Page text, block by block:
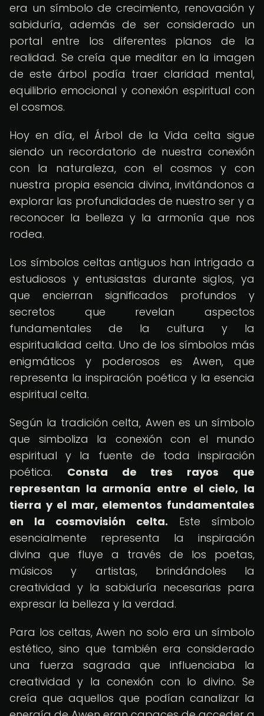
era un símbolo de crecimiento, renovación y
sabiduría, además de ser considerado un
portal entre los diferentes planos de la
realidad. Se creía que meditar en la imagen
de este árbol podía traer claridad mental,
equilibrio emocional y conexión espiritual con
el cosmos.
Hoy en día, el Árbol de la Vida celta sigue
siendo un recordatorio de nuestra conexión
con la naturaleza, con el cosmos y con
nuestra propia esencia divina, invitándonos a
explorar las profundidades de nuestro ser y a
reconocer la belleza y la armonía que nos
rodea.
Los símbolos celtas antiguos han intrigado a
estudiosos y entusiastas durante siglos, ya
que encierran significados profundos y
secretos que revelan aspectos
fundamentales de la cultura y la
espiritualidad celta. Uno de los símbolos más
enigmáticos y poderosos es Awen, que
representa la inspiración poética y la esencia
espiritual celta.
Según la tradición celta, Awen es un símbolo
que simboliza la conexión con el mundo
espiritual y la fuente de toda inspiración
poética. Consta de tres rayos que
representan la armonía entre el cielo, la
tierra y el mar, elementos fundamentales
en la cosmovisión celta. Este símbolo
esencialmente representa la inspiración
divina que fluye a través de los poetas,
músicos y artistas, brindándoles la
creatividad y la sabiduría necesarias para
expresar la belleza y la verdad.
Para los celtas, Awen no solo era un símbolo
estético, sino que también era considerado
una fuerza sagrada que influenciaba la
creatividad y la conexión con lo divino. Se
creía que aquellos que podían canalizar la